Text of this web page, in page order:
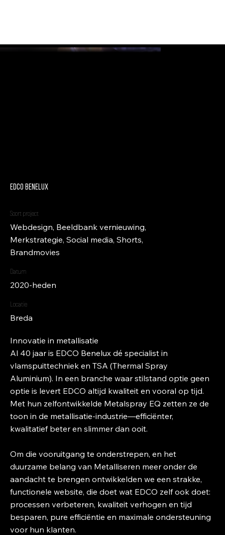
EDCO Benelux
Soort project
Webdesign, Beeldbank vernieuwing,
Merkstrategie, Social media, Shorts,
Brandmovies
Datum
2020-heden
Locatie
Breda
Innovatie in metallisatie
Al 40 jaar is EDCO Benelux dé specialist in
vlamspuittechniek en TSA (Thermal Spray
Aluminium). In een branche waar stilstand optie geen
optie is levert EDCO altijd kwaliteit en vooral op tijd.
Met hun zelfontwikkelde Metalspray EQ zetten ze de
toon in de metallisatie-industrie—efficiënter,
kwalitatief beter en slimmer dan ooit.
Om die vooruitgang te onderstrepen, en het
duurzame belang van Metalliseren meer onder de
aandacht te brengen ontwikkelden we een strakke,
functionele website, die doet wat EDCO zelf ook doet:
processen verbeteren, kwaliteit verhogen en tijd
besparen, pure efficiëntie en maximale ondersteuning
voor hun klanten.